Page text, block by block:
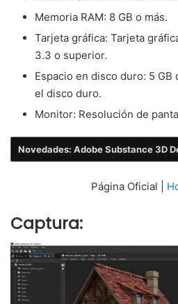
Memoria RAM: 8 GB o más.
Tarjeta gráfica: Tarjeta
3.3 o superior.
Espacio en disco duro: 5
el disco duro.
Monitor: Resolución de
Novedades: Adobe Substance 3D
Página Oficial |
Captura: